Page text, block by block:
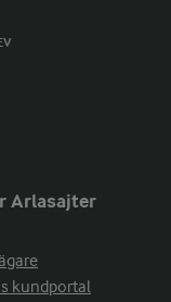
Arlasajter
kundportal